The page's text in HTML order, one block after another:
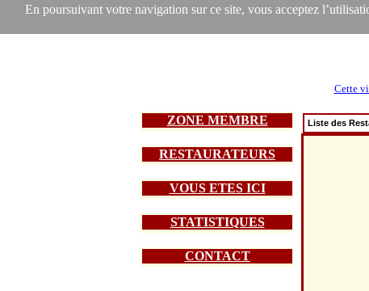
En poursuivant votre navigation sur ce site, vous acceptez
Cette
ZONE MEMBRE
RESTAURATEURS
VOUS ETES ICI
STATISTIQUES
CONTACT
Liste des